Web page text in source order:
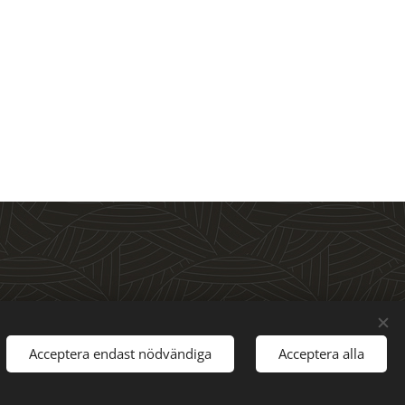
English Valutor SEK kr
USD $
EUR €
AUD $
Acceptera endast nödvändiga Acceptera alla